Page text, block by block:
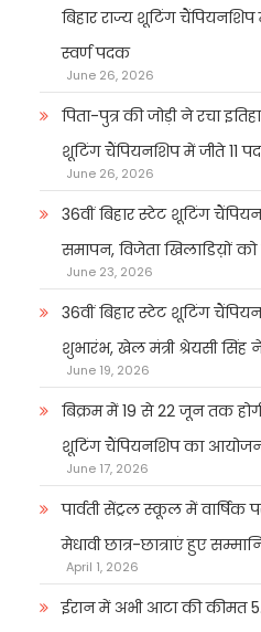
बिहार राज्य शूटिंग
स्वर्ण पदक
June 26, 2026
पिता-पुत्र की जोड़ी ने रचा
शूटिंग चैंपियनशिप में जीते 11
June 26, 2026
36वीं बिहार स्टेट शूटिंग
समापन, विजेता खिलाडिय़ों
June 23, 2026
36वीं बिहार स्टेट शूटिंग
शुभारंभ, खेल मंत्री श्रेयसी सिंह
June 19, 2026
बिक्रम में 19 से 22 जून तक
शूटिंग चैंपियनशिप का
June 17, 2026
पार्वती सेंट्रल स्कूल में वार्षिक
मेधावी छात्र-छात्राएं हुए
April 1, 2026
ईरान में अभी आटा की कीमत